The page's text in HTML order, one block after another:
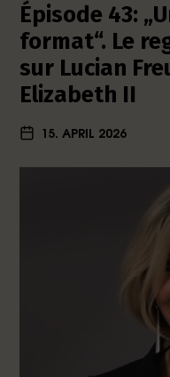
Épisode 43:
format“. Le
sur Lucian
Elizabeth II
15. APRIL 2026